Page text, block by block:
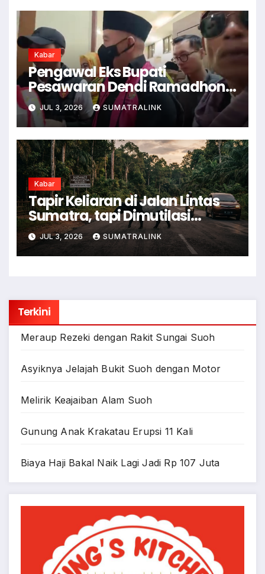
Kabar
Pengawal Eks Bupati
Pesawaran Dendi Ramadhona
Pukul Kamera Wartawan
JUL 3, 2026 SUMATRALINK
Kabar
Tapir Keliaran di Jalan Lintas
Sumatra, tapi Dimutilasi
Warga
JUL 3, 2026 SUMATRALINK
Terkini
Meraup Rezeki dengan Rakit Sungai Suoh
Asyiknya Jelajah Bukit Suoh dengan Motor
Melirik Keajaiban Alam Suoh
Gunung Anak Krakatau Erupsi 11 Kali
Biaya Haji Bakal Naik Lagi Jadi Rp 107 Juta